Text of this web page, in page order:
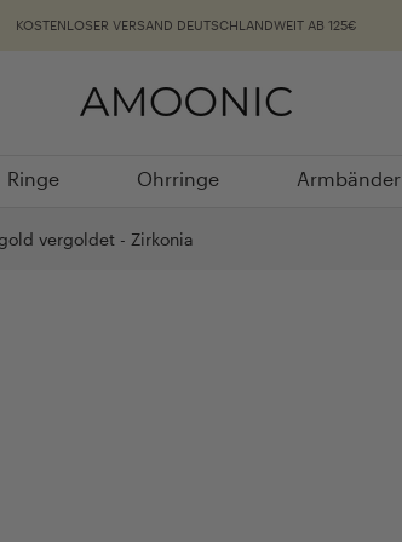
KOSTENLOSER VERSAND DEUTSCHLANDWEIT AB 125€
Ringe
Ringe
Ohrringe
Ohrringe
Armbänder
Armbänder
vergoldet - Zirkonia